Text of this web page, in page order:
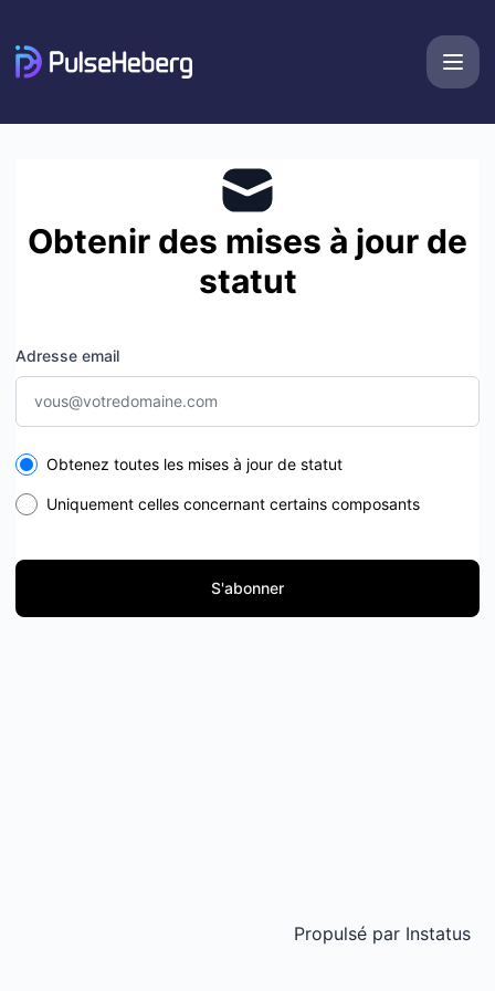
Obtenir des mises à jour de
statut
Adresse email
Select the components you want to receive updates for
Obtenez toutes les mises à jour de statut
Uniquement celles concernant certains composants
S'abonner
Propulsé par Instatus